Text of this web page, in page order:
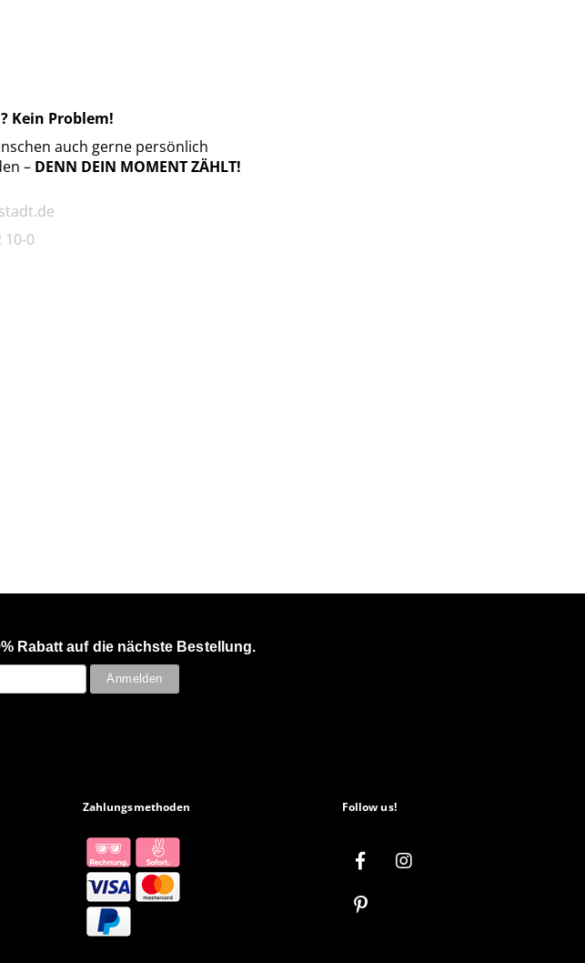
Kein Problem!
auch gerne persönlich
– DENN DEIN MOMENT ZÄHLT!
10-0
Rabatt auf die nächste Bestellung.
Zahlungsmethoden Follow us!